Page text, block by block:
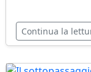
Continua la